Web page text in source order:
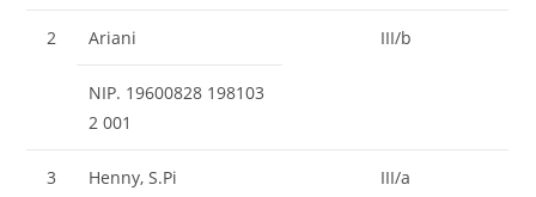
2 Ariani III/b
NIP. 19600828 198103
2 001
3 Henny, S.Pi III/a